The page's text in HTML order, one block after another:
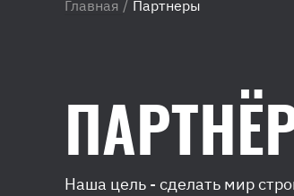
Главная / Партнеры
Наша цель - сделать мир